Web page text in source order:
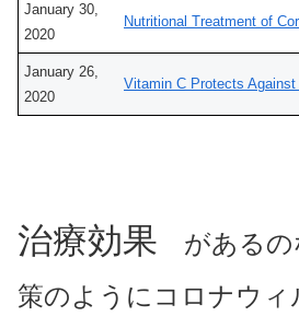
January 30,
2020
Nutritional Treatment of
January 26,
2020
Vitamin C Protects Against
治療効果
がある
策のようにコロナウィ